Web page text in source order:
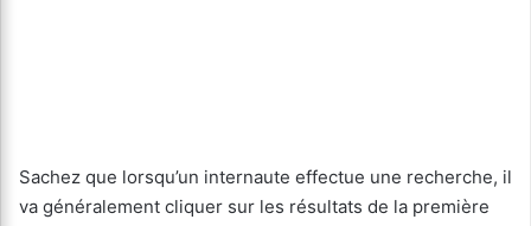
Sachez que lorsqu’un internaute effectue une recherche, il
va généralement cliquer sur les résultats de la première